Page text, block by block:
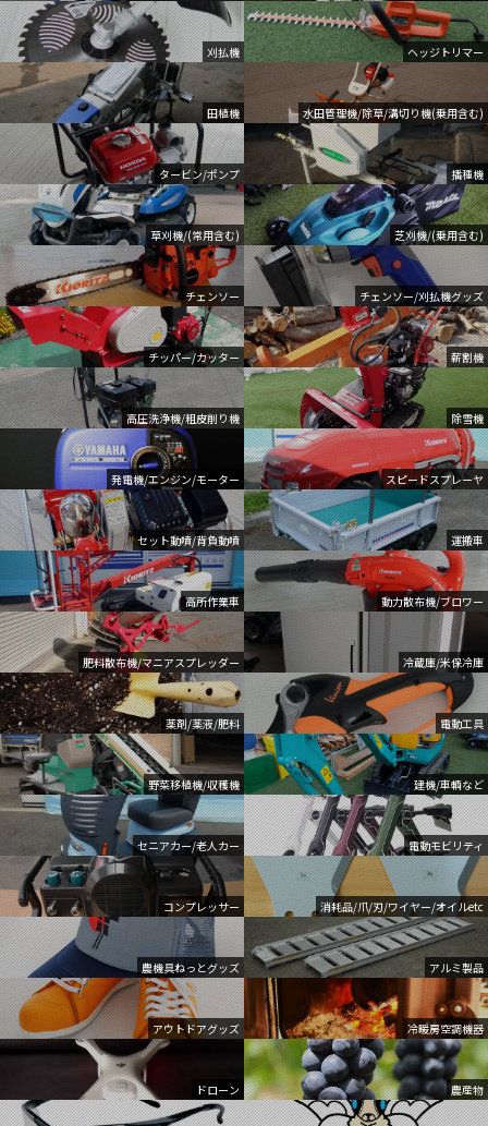
刈払機 ヘッジトリマー
田植機 水田管理機/除草/溝切り機(乗用含む)
タービン/ポンプ 播種機
草刈機/(常用含む) 芝刈機/(乗用含む)
チェンソー チェンソー/刈払機グッズ
チッパー/カッター 薪割機
高圧洗浄機/粗皮削り機 除雪機
発電機/エンジン/モーター スピードスプレーヤ
セット動噴/背負動噴 運搬車
高所作業車 動力散布機/ブロワー
肥料散布機/マニアスプレッダー 冷蔵庫/米保冷庫
薬剤/薬液/肥料 電動工具
野菜移植機/収穫機 建機/車輌など
セニアカー/老人カー 電動モビリティ
コンプレッサー 消耗品/爪/刃/ワイヤー/オイルetc
農機具ねっとグッズ アルミ製品
アウトドアグッズ 冷暖房空調機器
ドローン 農産物